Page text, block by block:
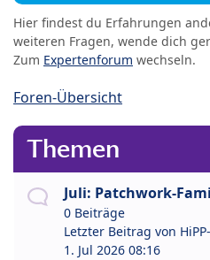
Hier findest du Erfahrungen
weiteren Fragen, wende dich
Zum Expertenforum wechseln.
Foren-Übersicht
Themen
Juli: Patchwork-
0 Beiträge
Letzter Beitrag von
1. Jul 2026 08:16